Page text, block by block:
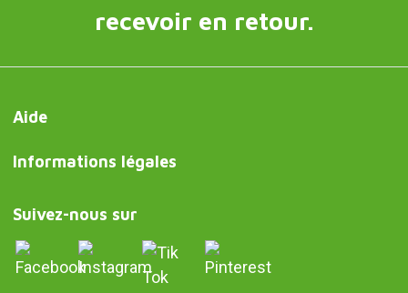
recevoir en retour.
Aide
Informations légales
Suivez-nous sur